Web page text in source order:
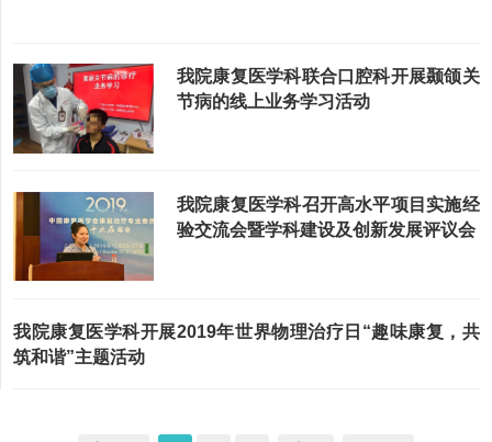
我院康复医学科联合口腔科开展颞颌关
节病的线上业务学习活动
我院康复医学科召开高水平项目实施经
验交流会暨学科建设及创新发展评议会
我院康复医学科开展2019年世界物理治疗日“趣味康复，共
筑和谐”主题活动